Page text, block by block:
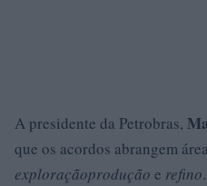
A presidente da Petrobras,
que os acordos abrangem
exploraçãoprodução e refino